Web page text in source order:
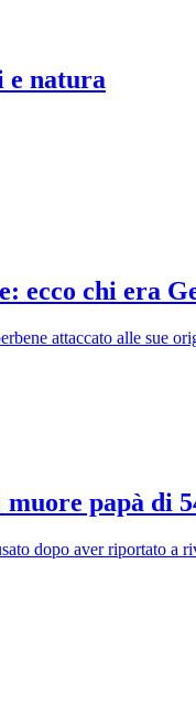
e natura
ecco chi era
attaccato alle sue
papà di
dopo aver riportato